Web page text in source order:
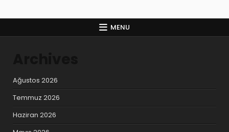
MENU
Ağustos 2026
Temmuz 2026
Haziran 2026